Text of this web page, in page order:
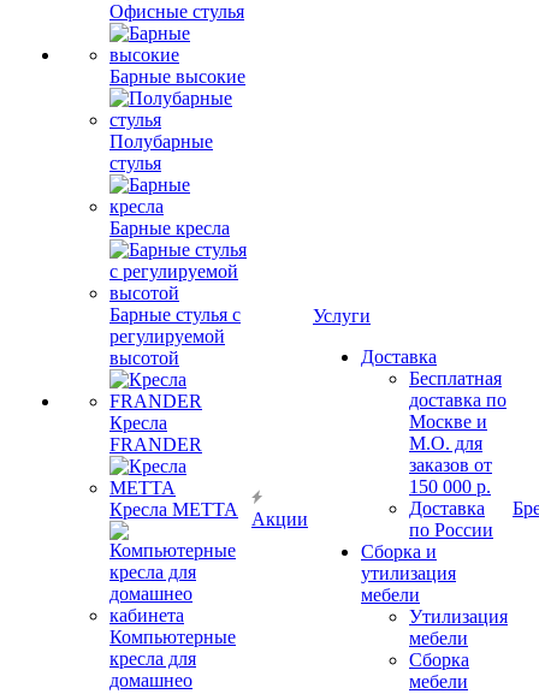
Офисные стулья
Барные высокие
Полубарные
стулья
Барные кресла
Барные стулья с
регулируемой
высотой
Кресла
FRANDER
Кресла METTA
Компьютерные
кресла для
домашнео
Акции
Услуги
Доставка
Бесплатная
доставка по
Москве и
М.О. для
заказов от
150 000 р.
Доставка
по России
Сборка и
утилизация
мебели
Утилизация
мебели
Сборка
мебели